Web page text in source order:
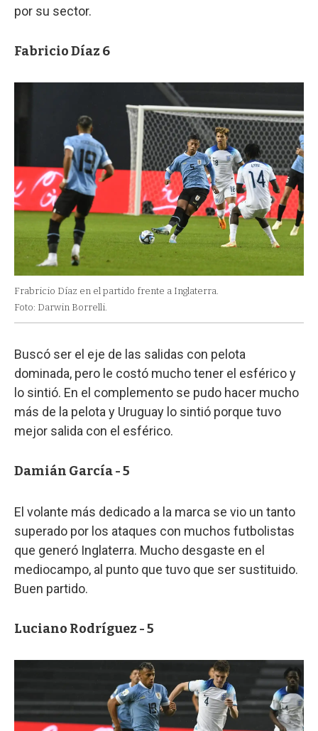
por su sector.
Fabricio Díaz 6
Frabricio Díaz en el partido frente a Inglaterra.
Foto: Darwin Borrelli.
Buscó ser el eje de las salidas con pelota
dominada, pero le costó mucho tener el esférico y
lo sintió. En el complemento se pudo hacer mucho
más de la pelota y Uruguay lo sintió porque tuvo
mejor salida con el esférico.
Damián García - 5
El volante más dedicado a la marca se vio un tanto
superado por los ataques con muchos futbolistas
que generó Inglaterra. Mucho desgaste en el
mediocampo, al punto que tuvo que ser sustituido.
Buen partido.
Luciano Rodríguez - 5